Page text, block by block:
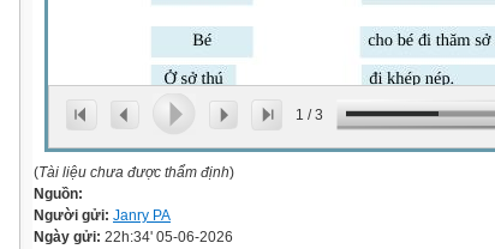
1 /3
(Tài liệu chưa được thẩm định)
Nguồn:
Người gửi: Janry PA
Ngày gửi: 22h:34' 05-06-2026